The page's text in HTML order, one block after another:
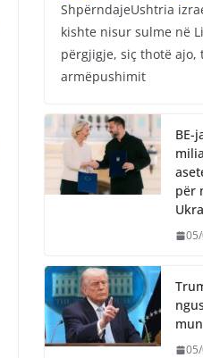
ShpërndajeUshtria
kishte nisur sulme në
përgjigje, siç thotë ajo,
armëpushimit
BE-
për